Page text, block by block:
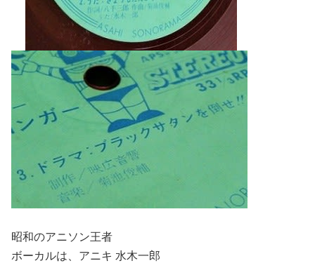
昭和のアニソン王者
ボーカルは、アニキ 水木一郎